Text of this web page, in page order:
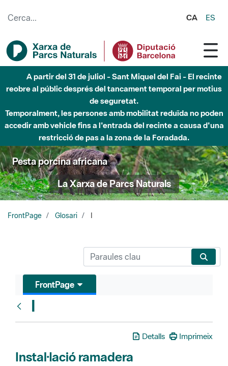
CA ES
A partir del 31 de juliol - Sant Miquel del Fai - El recinte
reobre al públic després del tancament temporal per motius
de seguretat.
Temporalment, les persones amb mobilitat reduïda no poden
accedir amb vehicle fins a l'entrada del recinte a causa d'una
restricció de pas a la zona de la Foradada.
Pesta porcina africana
La Xarxa de Parcs Naturals
FrontPage Glosari
FrontPage
I
Detalls Imprimeix
Instal·lació ramadera